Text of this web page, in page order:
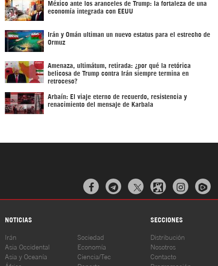
México ante los aranceles de Trump: la fortaleza de una
economía integrada con EEUU
Irán y Omán ultiman un nuevo estatus para el estrecho de
Ormuz
Amenaza, ultimátum, retirada: ¿por qué la retórica
belicosa de Trump contra Irán siempre termina en
retroceso?
Arbaín: El viaje eterno de recuerdo, resistencia y
renacimiento del mensaje de Karbala
  
NOTICIAS SECCIONES
Irán
Asia Occidental
Asia y Oceanía
Sociedad
Economía
Ciencia/Tec
Distribución
Nosotros
Contacto